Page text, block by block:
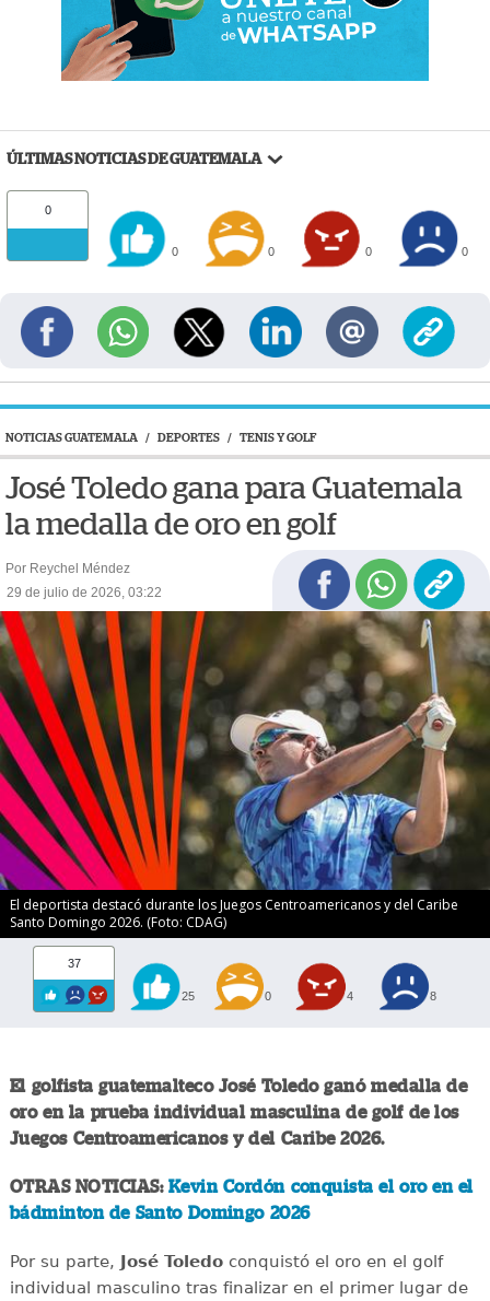
ÚLTIMAS NOTICIAS DE GUATEMALA
0
0 0 0 0
NOTICIAS GUATEMALA / DEPORTES / TENIS Y GOLF
José Toledo gana para Guatemala
la medalla de oro en golf
Por Reychel Méndez
29 de julio de 2026, 03:22
El deportista destacó durante los Juegos Centroamericanos y del Caribe
Santo Domingo 2026. (Foto: CDAG)
37
25 0 4 8
El golfista guatemalteco José Toledo ganó medalla de
oro en la prueba individual masculina de golf de los
Juegos Centroamericanos y del Caribe 2026.
OTRAS NOTICIAS: Kevin Cordón conquista el oro en el
bádminton de Santo Domingo 2026
Por su parte, José Toledoconquistó el oro en el golf
individual masculino tras finalizar en el primer lugar de